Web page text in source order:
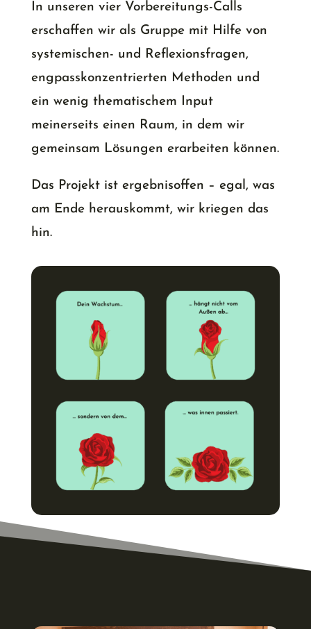
In unseren vier Vorbereitungs-Calls
erschaffen wir als Gruppe mit Hilfe von
systemischen- und Reflexionsfragen,
engpasskonzentrierten Methoden und
ein wenig thematischem Input
meinerseits einen Raum, in dem wir
gemeinsam Lösungen erarbeiten können.
Das Projekt ist ergebnisoffen – egal, was
am Ende herauskommt, wir kriegen das
hin.